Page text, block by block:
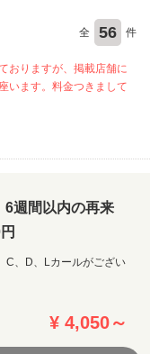
全 56 件
おりますが、掲載店舗に
います。料金つきまして
6週間以内の再来
C、D、Lカールがござい
¥ 4,050～